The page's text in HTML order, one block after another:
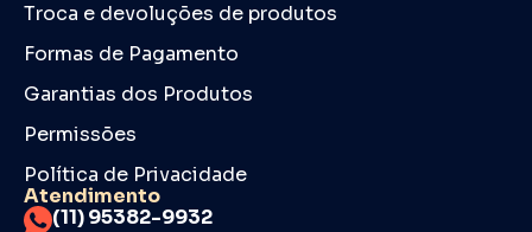
Troca e devoluções de produtos
Formas de Pagamento
Garantias dos Produtos
Permissões
Política de Privacidade
Atendimento
(11) 95382-9932